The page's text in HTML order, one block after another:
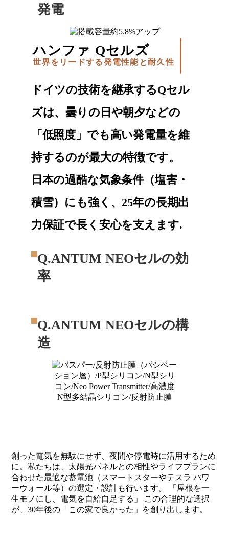
発電
ハンファ Qセルズ
世界をリードする発電性能と耐久性
ドイツの技術を継承するQセル
ズは、曇りの日や朝夕などの
「低照度」でも高い発電量を維
持するのが最大の特徴です。
日本の過酷な気象条件（塩害・
積雪）にも強く、25年の長期出
力保証で長く安心を支えます.
Q.ANTUM NEOセルの効
率
Q.ANTUM NEOセルの構
造
夜間の電力も自給自足へ
創った電気を無駄にせず、夜間や停電時に活用するため
に。私たちは、太陽光パネルとの相性やライフプランに
合わせた最適な蓄電池（スマートスターやテスラ パワ
ーウォール等）の選定・設計も行います。 「屋根を一
生モノにし、電気を自給自足する」 この合理的な選択
が、30年後の「この家で良かった」を創り出します。